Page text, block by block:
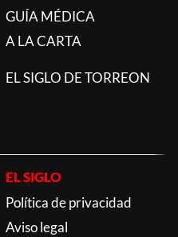
GUÍA MÉDICA
A LA CARTA
EL SIGLO DE TORREON
EL SIGLO
Política de privacidad
Aviso legal